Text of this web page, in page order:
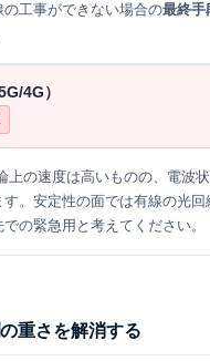
工事ができない場合の最終手
4G）
上の速度は高いものの、電波
。安定性の面では有線の光回
の緊急用と考えてください。
重さを解消する